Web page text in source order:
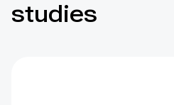
studies